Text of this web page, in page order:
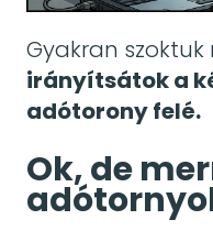
Gyakran
irányítsátok a
adótorony felé.
Ok, de